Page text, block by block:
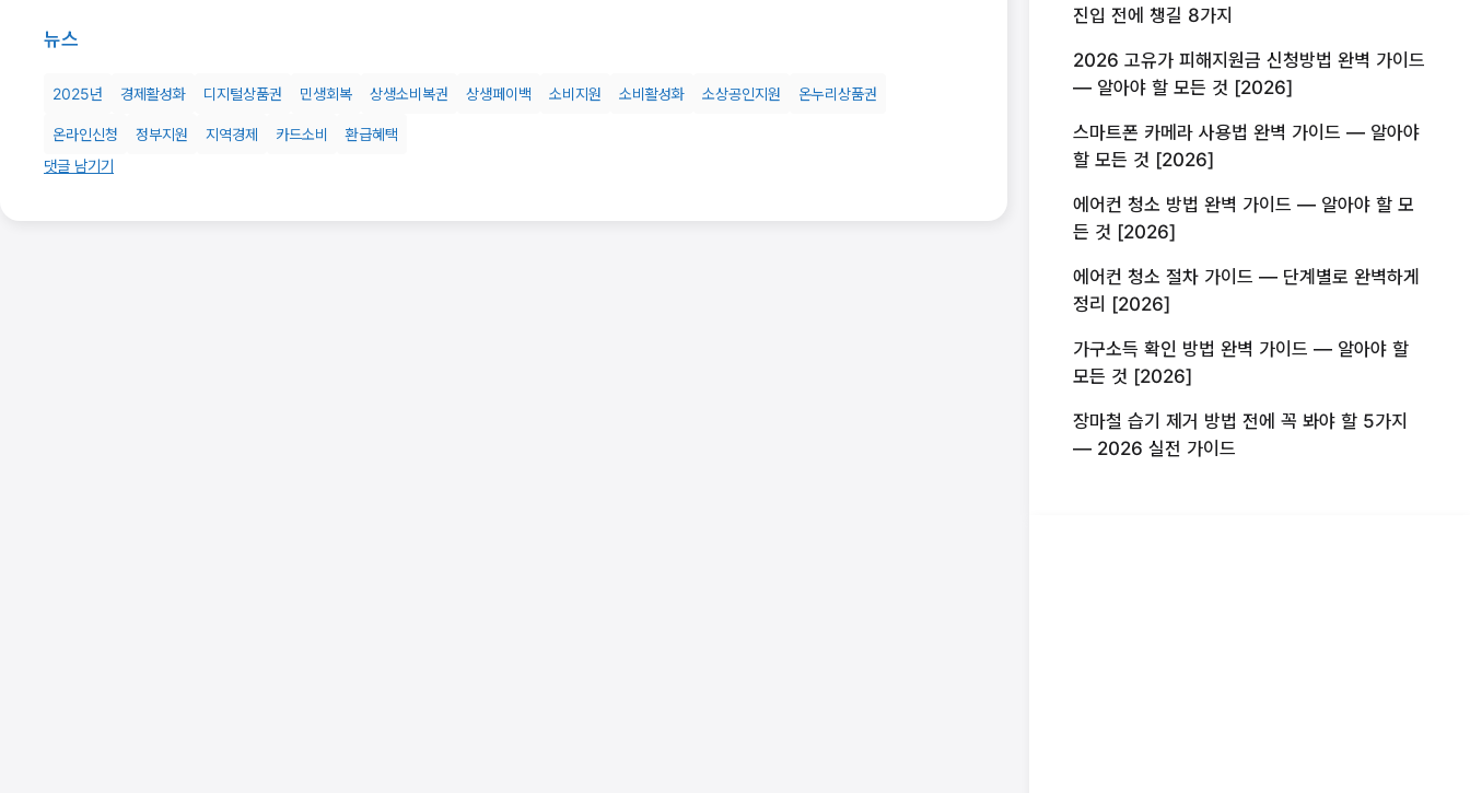
뉴스
2025년 경제활성화 디지털상품권 민생회복 상생소비복권 상생페이백 소비지원 소비활성화 소상공인지원 온누리상품권
온라인신청 정부지원 지역경제 카드소비
환급혜택
댓글 남기기
진입 전에 챙길 8가지
2026 고유가 피해지원금 신청방법 완벽 가이드
— 알아야 할 모든 것 [2026]
스마트폰 카메라 사용법 완벽 가이드 — 알아야
할 모든 것 [2026]
에어컨 청소 방법 완벽 가이드 — 알아야 할 모
든 것 [2026]
에어컨 청소 절차 가이드 — 단계별로 완벽하게
정리 [2026]
가구소득 확인 방법 완벽 가이드 — 알아야 할
모든 것 [2026]
장마철 습기 제거 방법 전에 꼭 봐야 할 5가지
— 2026 실전 가이드